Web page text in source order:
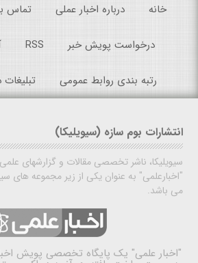
خانه درباره اخبار عملی تماس
درخواست پویش خبر RSS
رتبه بندی روابط عمومی تبلیغات
انتشارات بوم سازه (سیویلیکا)
سیویلیکا، ناشر تخصصی مقالات و گزارشهای
"اخبارعلمی" به عنوان یکی از زیر مجموعه های
می باشد.
"اخبار علمی" یک پایگاه تخصصی پویش